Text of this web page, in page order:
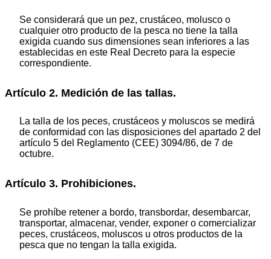
Se considerará que un pez, crustáceo, molusco o
cualquier otro producto de la pesca no tiene la talla
exigida cuando sus dimensiones sean inferiores a las
establecidas en este Real Decreto para la especie
correspondiente.
Artículo 2. Medición de las tallas.
La talla de los peces, crustáceos y moluscos se medirá
de conformidad con las disposiciones del apartado 2 del
artículo 5 del Reglamento (CEE) 3094/86, de 7 de
octubre.
Artículo 3. Prohibiciones.
Se prohíbe retener a bordo, transbordar, desembarcar,
transportar, almacenar, vender, exponer o comercializar
peces, crustáceos, moluscos u otros productos de la
pesca que no tengan la talla exigida.